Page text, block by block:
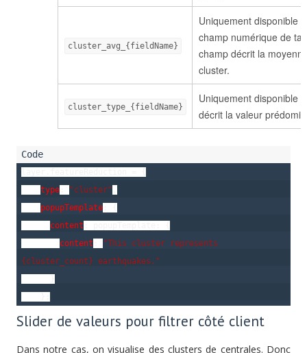
cluster_avg_{fieldName}
Uniquement disponible
champ numérique de
champ décrit la
cluster.
cluster_type_{fieldName}
Uniquement disponible
décrit la valeur
type: "cluster"
popupTemplate: {
content
content
"This cluster represents
{cluster_count} earthquakes."
Slider de valeurs pour filtrer côté client
Dans notre cas, on visualise des clusters de centrales. Donc